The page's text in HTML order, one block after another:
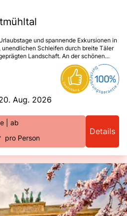
und spannende Exkursionen in
Schleifen durch breite Täler
Landschaft. An der schönen
Natur des Nationalparks
Spuren in der Fürsten- und UNESCO-
können bei einer Schifffahrt durch den
zum Kloster Weltenburg ein einmaliges
Unterwegs in Deutschlands Bierland
Sie noch ein Abstecher in eine wahre
Bierwelt mit dem berühmten
Aug. 2026
| ab
pro Person
Details